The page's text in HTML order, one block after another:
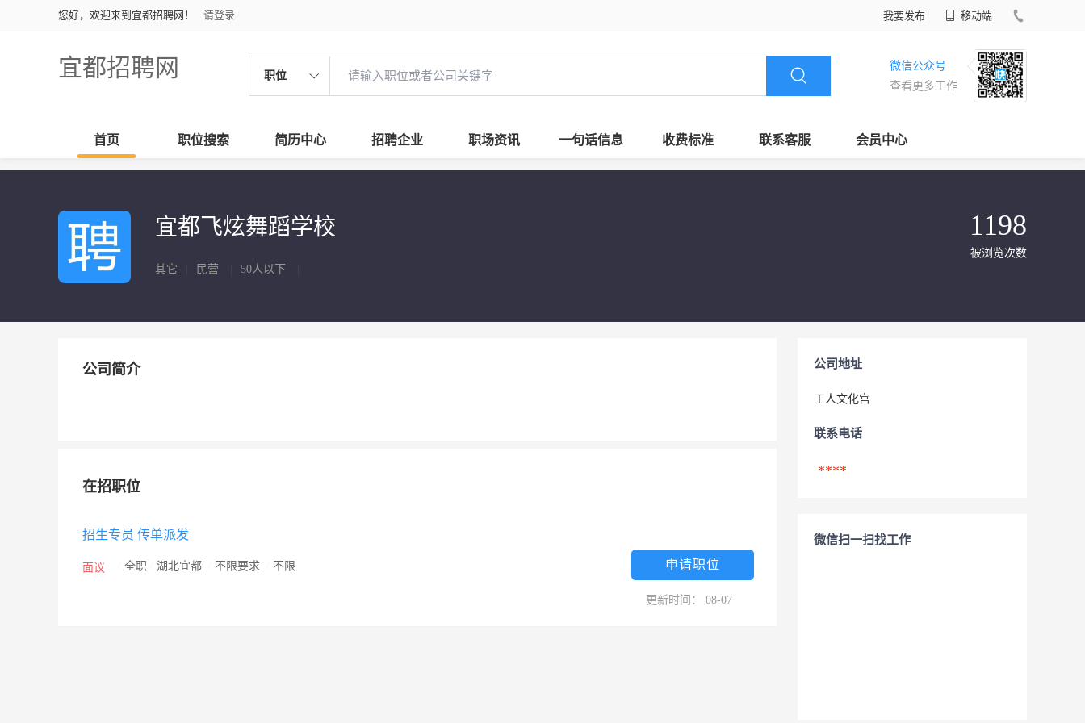
您好，欢迎来到宜都招聘网！ 请登录 我要发布 移动端
宜都招聘网 职位
微信公众号
查看更多工作
首页 职位搜索 简历中心 招聘企业 职场资讯 一句话信息 收费标准 联系客服 会员中心
宜都飞炫舞蹈学校
其它 民营 50人以下
1198
被浏览次数
公司简介
在招职位
招生专员 传单派发
面议 全职 湖北宜都 不限要求 不限 申请职位
更新时间： 08-07
公司地址
工人文化宫
联系电话
****
微信扫一扫找工作